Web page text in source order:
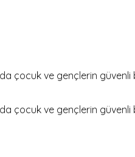
çocuk ve gençlerin güvenli
çocuk ve gençlerin güvenli